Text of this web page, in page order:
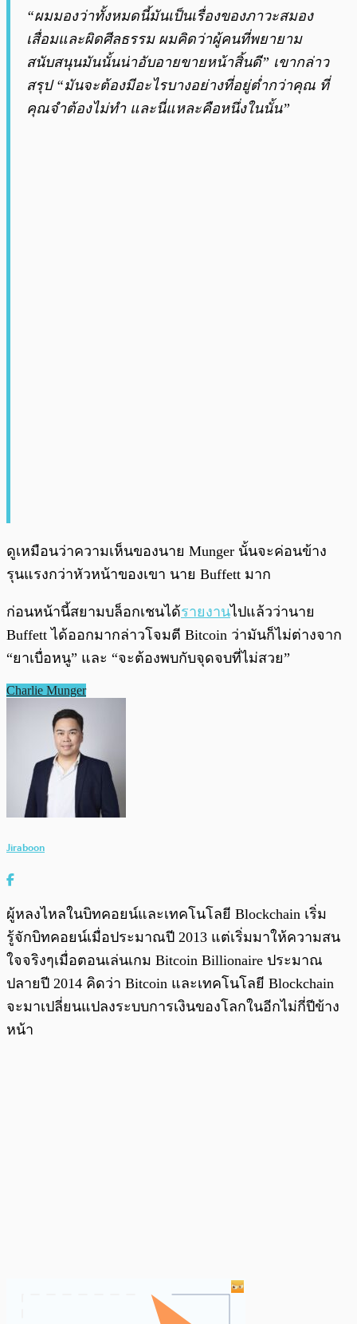
“ผมมองว่าทั้งหมดนี้มันเป็นเรื่องของภาวะสมอง
เสื่อมและผิดศีลธรรม ผมคิดว่าผู้คนที่พยายาม
สนับสนุนมันนั้นน่าอับอายขายหน้าสิ้นดี” เขากล่าว
สรุป “มันจะต้องมีอะไรบางอย่างที่อยู่ต่ำกว่าคุณ ที่
คุณจำต้องไม่ทำ และนี่แหละคือหนึ่งในนั้น”
ดูเหมือนว่าความเห็นของนาย Munger นั้นจะค่อนข้าง
รุนแรงกว่าหัวหน้าของเขา นาย Buffett มาก
ก่อนหน้านี้สยามบล็อกเชนได้รายงานไปแล้วว่านาย
Buffett ได้ออกมากล่าวโจมตี Bitcoin ว่ามันก็ไม่ต่างจาก
“ยาเบื่อหนู” และ “จะต้องพบกับจุดจบที่ไม่สวย”
Charlie Munger
Jiraboon
ผู้หลงไหลในบิทคอยน์และเทคโนโลยี Blockchain เริ่ม
รู้จักบิทคอยน์เมื่อประมาณปี 2013 แต่เริ่มมาให้ความสน
ใจจริงๆเมื่อตอนเล่นเกม Bitcoin Billionaire ประมาณ
ปลายปี 2014 คิดว่า Bitcoin และเทคโนโลยี Blockchain
จะมาเปลี่ยนแปลงระบบการเงินของโลกในอีกไม่กี่ปีข้าง
หน้า